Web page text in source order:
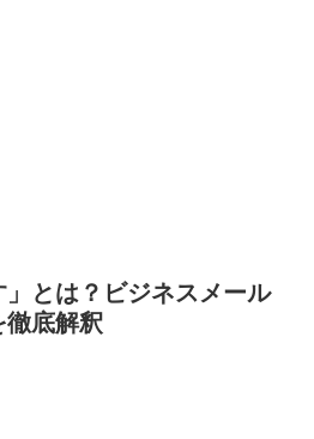
」とは？ビジネスメール
徹底解釈